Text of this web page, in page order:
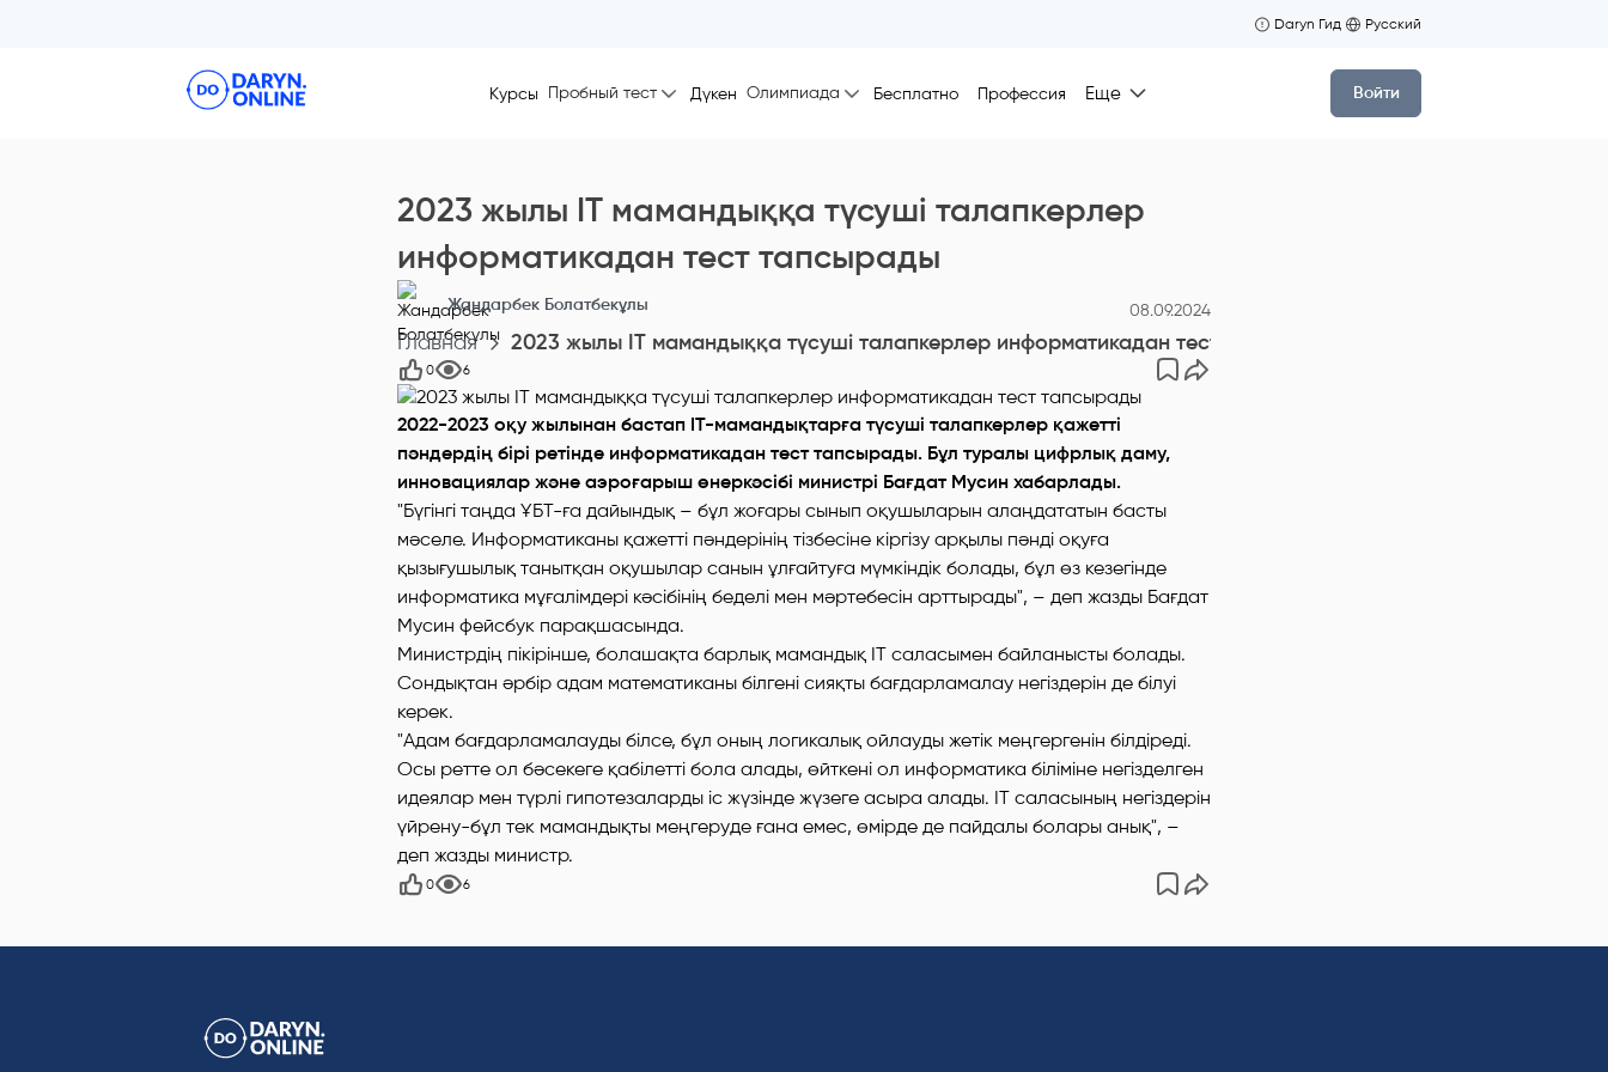
Daryn Гид Русский
Курсы Пробный тест Дүкен Олимпиада Бесплатно Профессия Еще Войти
2023 жылы IT мамандыққа түсуші талапкерлер
информатикадан тест тапсырады
Жандарбек Болатбекұлы 08.09.2024
Главная 2023 жылы IT мамандыққа түсуші талапкерлер информатикадан тест тапсырады
0 6
2022-2023 оқу жылынан бастап IT-мамандықтарға түсуші талапкерлер қажетті
пәндердің бірі ретінде информатикадан тест тапсырады. Бұл туралы цифрлық даму,
инновациялар және аэроғарыш өнеркәсібі министрі Бағдат Мусин хабарлады.
"Бүгінгі таңда ҰБТ-ға дайындық – бұл жоғары сынып оқушыларын алаңдататын басты
мәселе. Информатиканы қажетті пәндерінің тізбесіне кіргізу арқылы пәнді оқуға
қызығушылық танытқан оқушылар санын ұлғайтуға мүмкіндік болады, бұл өз кезегінде
информатика мұғалімдері кәсібінің беделі мен мәртебесін арттырады", – деп жазды Бағдат
Мусин фейсбук парақшасында.
Министрдің пікірінше, болашақта барлық мамандық IT саласымен байланысты болады.
Сондықтан әрбір адам математиканы білгені сияқты бағдарламалау негіздерін де білуі
керек.
"Адам бағдарламалауды білсе, бұл оның логикалық ойлауды жетік меңгергенін білдіреді.
Осы ретте ол бәсекеге қабілетті бола алады, өйткені ол информатика біліміне негізделген
идеялар мен түрлі гипотезаларды іс жүзінде жүзеге асыра алады. IT саласының негіздерін
үйрену-бұл тек мамандықты меңгеруде ғана емес, өмірде де пайдалы болары анық", –
деп жазды министр.
0 6